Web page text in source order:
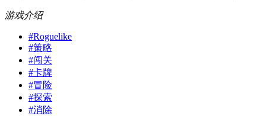
游戏介绍
#Roguelike
#策略
#闯关
#卡牌
#冒险
#探索
#消除